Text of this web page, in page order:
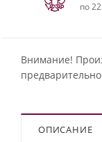
по
Внимание!
ОПИСАНИЕ